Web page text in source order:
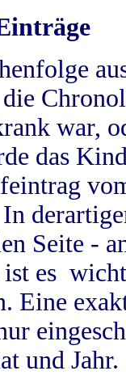
war,
das
Seite -
es
Eine
und Jahr.